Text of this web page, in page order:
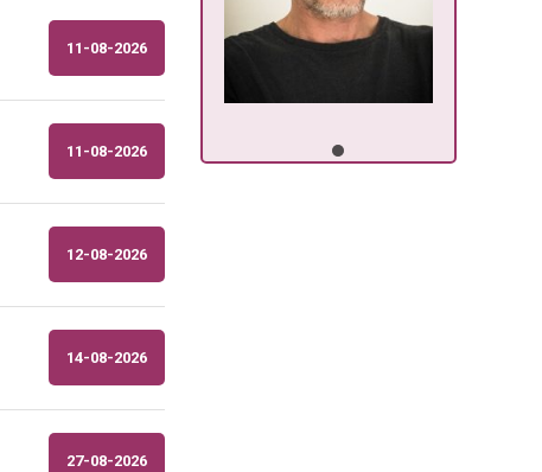
11-08-2026
11-08-2026
12-08-2026
14-08-2026
27-08-2026